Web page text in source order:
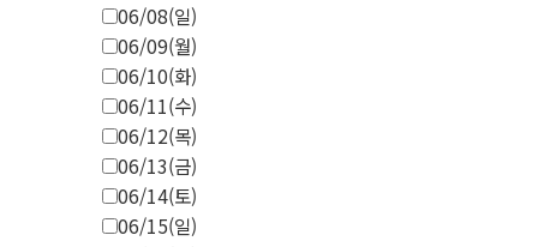
06/08(일)
06/09(월)
06/10(화)
06/11(수)
06/12(목)
06/13(금)
06/14(토)
06/15(일)